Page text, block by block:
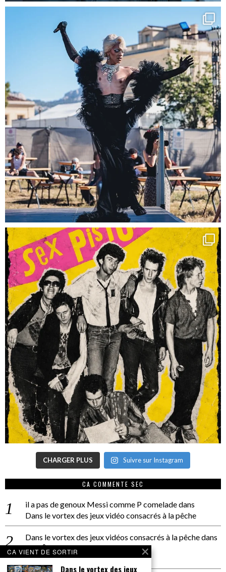
CHARGER PLUS Suivre sur Instagram
CA COMMENTE SEC
il a pas de genoux Messi comme P comeladedans
Dans le vortex des jeux vidéo consacrés à la pêche
Dans le vortex des jeux vidéos consacrés à la pêchedans
PACÔME THIELLEMENT
La séance d’Hip Gnose
CA VIENT DE SORTIR
Dans le vortex des jeux